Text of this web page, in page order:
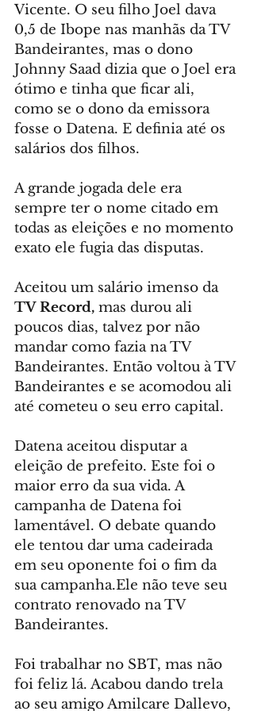
Vicente. O seu filho Joel dava
0,5 de Ibope nas manhãs da TV
Bandeirantes, mas o dono
Johnny Saad dizia que o Joel era
ótimo e tinha que ficar ali,
como se o dono da emissora
fosse o Datena. E definia até os
salários dos filhos.
A grande jogada dele era
sempre ter o nome citado em
todas as eleições e no momento
exato ele fugia das disputas.
Aceitou um salário imenso da
TV Record, mas durou ali
poucos dias, talvez por não
mandar como fazia na TV
Bandeirantes. Então voltou à TV
Bandeirantes e se acomodou ali
até cometeu o seu erro capital.
Datena aceitou disputar a
eleição de prefeito. Este foi o
maior erro da sua vida. A
campanha de Datena foi
lamentável. O debate quando
ele tentou dar uma cadeirada
em seu oponente foi o fim da
sua campanha.Ele não teve seu
contrato renovado na TV
Bandeirantes.
Foi trabalhar no SBT, mas não
foi feliz lá. Acabou dando trela
ao seu amigo Amilcare Dallevo,